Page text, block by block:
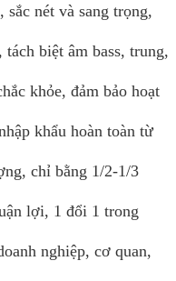
nét và sang trọng,
biệt âm bass, trung,
khỏe, đảm bảo hoạt
khẩu hoàn toàn từ
chỉ bằng 1/2-1/3
lợi, 1 đổi 1 trong
nghiệp, cơ quan,